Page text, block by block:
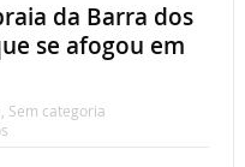
da Barra dos
se afogou em
, Sem categoria